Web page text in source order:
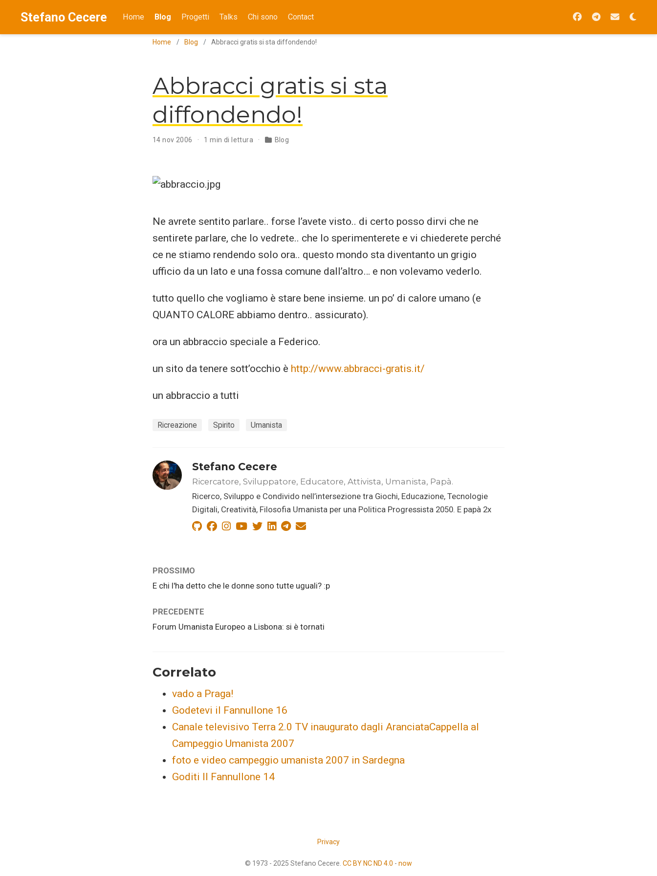
Stefano Cecere Home Blog Progetti Talks Chi sono Contact
Home Blog Abbracci gratis si sta diffondendo!
Abbracci gratis si sta
diffondendo!
14 nov 2006 1 min di lettura Blog
Ne avrete sentito parlare.. forse l’avete visto.. di certo posso dirvi che ne
sentirete parlare, che lo vedrete.. che lo sperimenterete e vi chiederete perché
ce ne stiamo rendendo solo ora.. questo mondo sta diventanto un grigio
ufficio da un lato e una fossa comune dall’altro… e non volevamo vederlo.
tutto quello che vogliamo è stare bene insieme. un po’ di calore umano (e
QUANTO CALORE abbiamo dentro.. assicurato).
ora un abbraccio speciale a Federico.
un sito da tenere sott’occhio è http://www.abbracci-gratis.it/
un abbraccio a tutti
Ricreazione Spirito Umanista
Stefano Cecere
Ricercatore, Sviluppatore, Educatore, Attivista, Umanista, Papà.
Ricerco, Sviluppo e Condivido nell’intersezione tra Giochi, Educazione, Tecnologie
Digitali, Creatività, Filosofia Umanista per una Politica Progressista 2050. E papà 2x
PROSSIMO
E chi l'ha detto che le donne sono tutte uguali? :p
PRECEDENTE
Forum Umanista Europeo a Lisbona: si è tornati
Correlato
vado a Praga!
Godetevi il Fannullone 16
Canale televisivo Terra 2.0 TV inaugurato dagli AranciataCappella al
Campeggio Umanista 2007
foto e video campeggio umanista 2007 in Sardegna
Goditi Il Fannullone 14
Privacy
© 1973 - 2025 Stefano Cecere. CC BY NC ND 4.0 - now